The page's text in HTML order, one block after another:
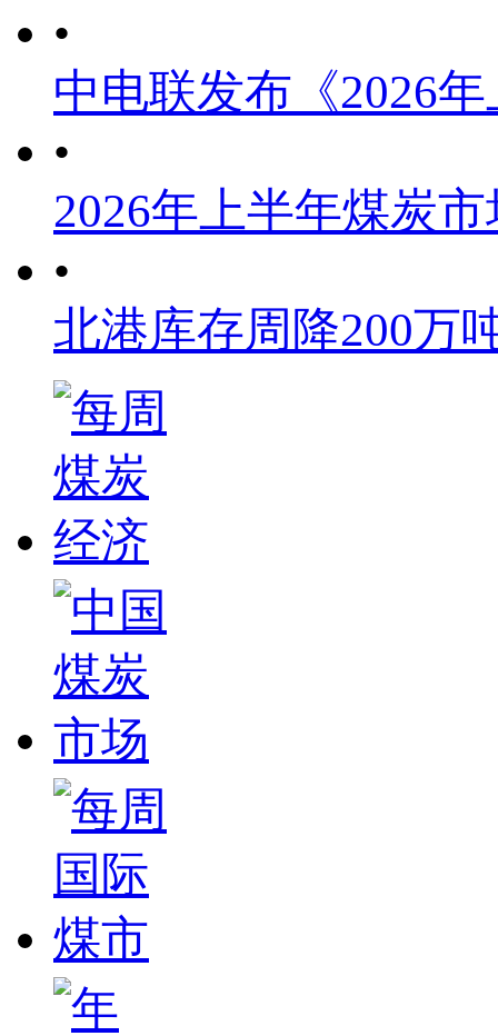
•
中电联发布《2026
•
2026年上半年煤炭
•
北港库存周降200万